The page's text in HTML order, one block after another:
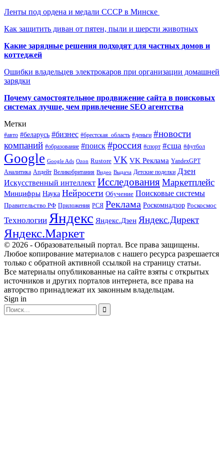
Ленты под ордена и медали СССР в Минске
Как защитить диван от пятен, пыли и шерсти животных
Какие зарядные решения подходят для частных домов и
коттеджей
Ошибки владельцев электрокаров при организации домашней
зарядки
Почему самостоятельное продвижение сайта в поисковых
системах лучше, чем привлечение SEO агентства
Метки
#авто #беларусь #бизнес #брестская_область #деньги #новости
компаний #образование #поиск #россия #спорт #сша #футбол
Google Google Ads Ozon Rustore VK VK Реклама YandexGPT
Аналитика Апдейт Великобритания Видео Выдача Детские поделки Дзен
Искусственный интеллект ИсследованияМаркетплейс
Минцифры Наука Нейросети Обучение Поисковые системы
Правительство РФ Приложения РСЯ Реклама Роскомнадзор Роскосмос
Технологии Яндекс Яндекс.Дзен Яндекс.Директ
Яндекс.Маркет
© 2026 - Образовательный портал. Все права защищены.
Любое копирование материалов с нашего ресурса разрешается
только с обратной активной ссылкой на страницу статьи.
Все материалы опубликованные на сайте взяты с открытых
источников и других порталов интернета, все права на
авторство принадлежат их законным владельцам.
Sign in